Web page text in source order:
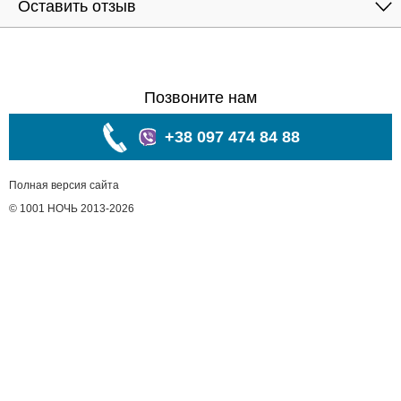
Оставить отзыв
Позвоните нам
+38 097 474 84 88
Полная версия сайта
© 1001 НОЧЬ 2013-2026